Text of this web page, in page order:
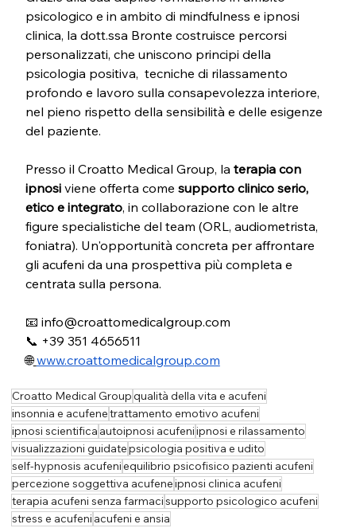
psicologico e in ambito di mindfulness e ipnosi
clinica, la dott.ssa Bronte costruisce percorsi
personalizzati, che uniscono principi della
psicologia positiva,  tecniche di rilassamento
profondo e lavoro sulla consapevolezza interiore,
nel pieno rispetto della sensibilità e delle esigenze
del paziente.
Presso il Croatto Medical Group, la terapia con
ipnosi viene offerta come supporto clinico serio,
etico e integrato, in collaborazione con le altre
figure specialistiche del team (ORL, audiometrista,
foniatra). Un'opportunità concreta per affrontare
gli acufeni da una prospettiva più completa e
centrata sulla persona.
📧 info@croattomedicalgroup.com
📞 +39 351 4656511
🌐 www.croattomedicalgroup.com
Croatto Medical Groupqualità della vita e acufeni
insonnia e acufenetrattamento emotivo acufeni
ipnosi scientifica autoipnosi acufeniipnosi e rilassamento
visualizzazioni guidatepsicologia positiva e udito
self-hypnosis acufeniequilibrio psicofisico pazienti acufeni
percezione soggettiva acufeneipnosi clinica acufeni
terapia acufeni senza farmacisupporto psicologico acufeni
stress e acufeni acufeni e ansia